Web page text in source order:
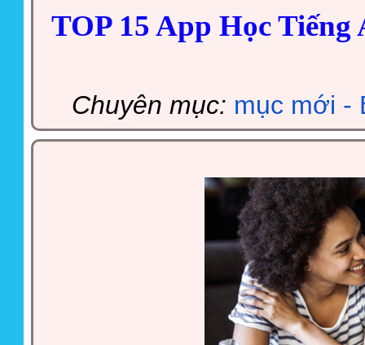
TOP 15 App Học
Chuyên mục: mục mới -